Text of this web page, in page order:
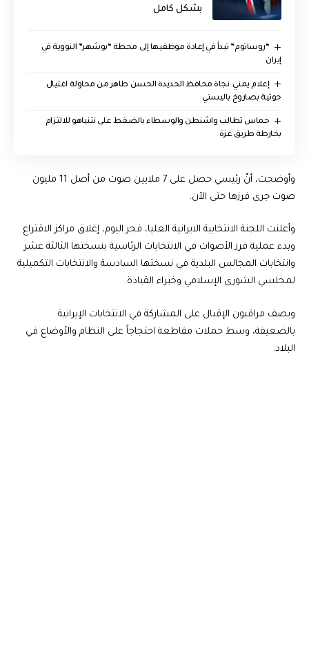
بشكل كامل
“روساتوم” تبدأ في إعادة موظفيها إلى محطة “بوشهر” النووية في
إيران
إعلام يمني: نجاة محافظ الحديدة الحسن طاهر من محاولة اغتيال
حوثية بصاروخ باليستي
حماس تطالب واشنطن والوسطاء بالضغط على نتنياهو للالتزام
بخارطة طريق غزة
وأوضحت، أنّ رئيسي حصل على 7 ملايين صوت من أصل 11 مليون
صوت جرى فرزها حتى الآن.
وأعلنت اللجنة الانتخابية الايرانية العليا، فجر اليوم، إغلاق مراكز الاقتراع
وبدء عملية فرز الأصوات في الانتخابات الرئاسية بنسختها الثالثة عشر
وانتخابات المجالس البلدية في نسختها السادسة والانتخابات التكميلية
لمجلسي الشورى الإسلامي وخبراء القيادة.
ويصف مراقبون الإقبال على المشاركة في الانتخابات الإيرانية
بالضعيفة، وسط حملات مقاطعة احتجاجاً على النظام والأوضاع في
البلاد.